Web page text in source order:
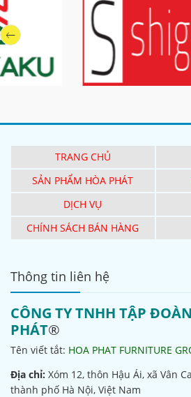
TRANG CHỦ
SẢN PHẨM HÒA PHÁT
DỊCH VỤ
CHÍNH SÁCH BÁN HÀNG
Thông tin liên hệ
CÔNG TY TNHH TẬP
PHÁT®
Tên viết tắt: HOA PHAT FURNITURE
Địa chỉ: Xóm 12, thôn Hậu Ái, xã Vân
thành phố Hà Nội, Việt Nam